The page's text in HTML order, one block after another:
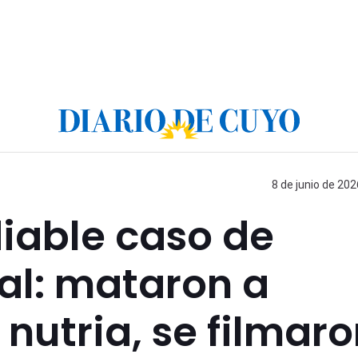
8 de junio de
caso de
mataron a
se